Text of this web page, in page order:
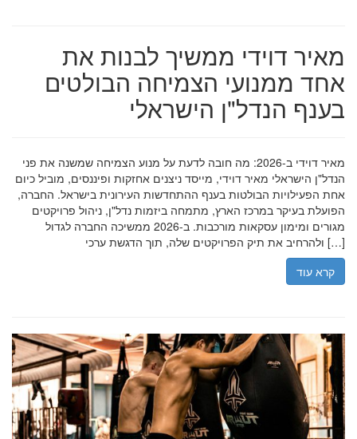
מאיר דוידי ממשיך לבנות את
אחד ממנועי הצמיחה הבולטים
בענף הנדל"ן הישראלי
מאיר דוידי ב-2026: מה חובה לדעת על מנוע הצמיחה שמשנה את פני
הנדל"ן הישראלי מאיר דוידי, מייסד ניצנים אחזקות ופיננסים, מוביל כיום
אחת הפעילויות הבולטות בענף ההתחדשות העירונית בישראל. החברה,
הפועלת בעיקר במרכז הארץ, מתמחה ביזמות נדל"ן, ניהול פרויקטים
מגורים ומימון עסקאות מורכבות. ב-2026 ממשיכה החברה לגדול
ולהרחיב את תיק הפרויקטים שלה, תוך הדגשת ערכי […]
קרא עוד